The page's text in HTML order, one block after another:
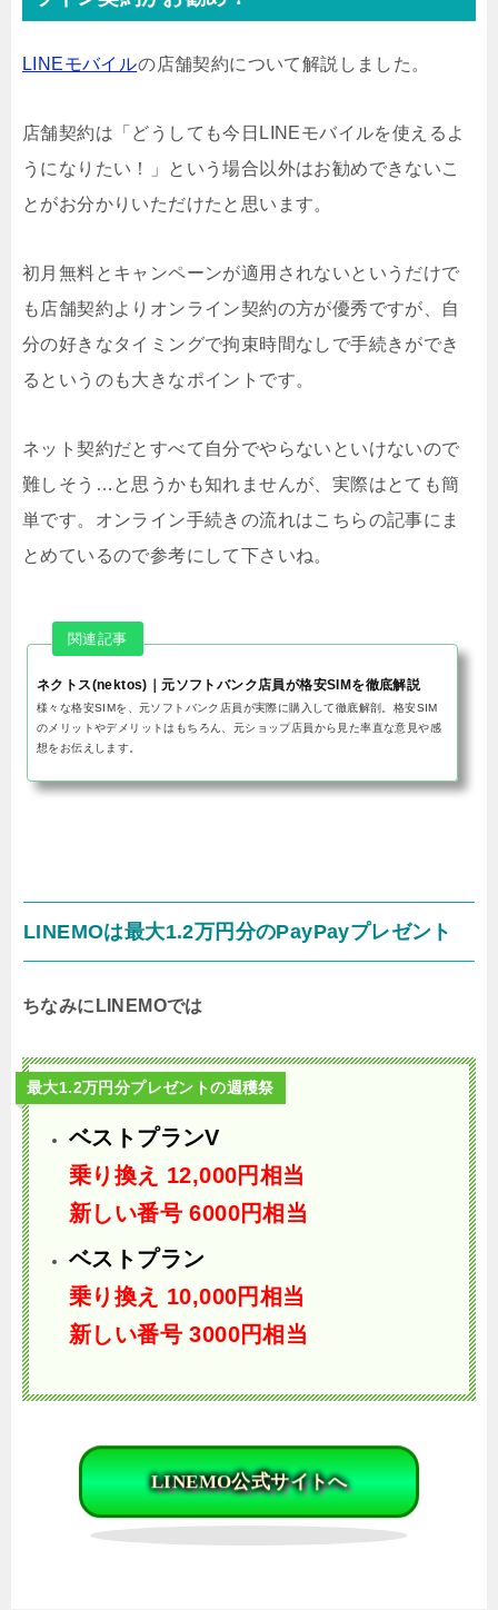
LINEモバイルの店舗契約について解説しました。
店舗契約は「どうしても今日LINEモバイルを使えるよ
うになりたい！」という場合以外はお勧めできないこ
とがお分かりいただけたと思います。
初月無料とキャンペーンが適用されないというだけで
も店舗契約よりオンライン契約の方が優秀ですが、自
分の好きなタイミングで拘束時間なしで手続きができ
るというのも大きなポイントです。
ネット契約だとすべて自分でやらないといけないので
難しそう…と思うかも知れませんが、実際はとても簡
単です。オンライン手続きの流れはこちらの記事にま
とめているので参考にして下さいね。
ネクトス(nektos)｜元ソフトバンク店員が格安SIMを徹底解説
様々な格安SIMを、元ソフトバンク店員が実際に購入して徹底解剖。格安SIM
のメリットやデメリットはもちろん、元ショップ店員から見た率直な意見や感
想をお伝えします。
LINEMOは最大1.2万円分のPayPayプレゼント
ちなみにLINEMOでは
最大1.2万円分プレゼントの週穫祭
ベストプランV
乗り換え 12,000円相当
新しい番号 6000円相当
ベストプラン
乗り換え 10,000円相当
新しい番号 3000円相当
LINEMO公式サイトへ